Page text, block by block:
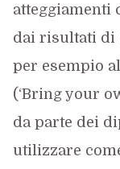
atteggiamenti
dai risultati di
per esempio
(‘Bring your
da parte dei
utilizzare